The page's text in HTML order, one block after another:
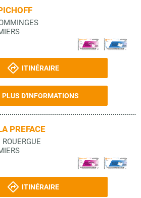
ITINÉRAIRE
PLUS D'INFORMATIONS
PREFACE
ITINÉRAIRE